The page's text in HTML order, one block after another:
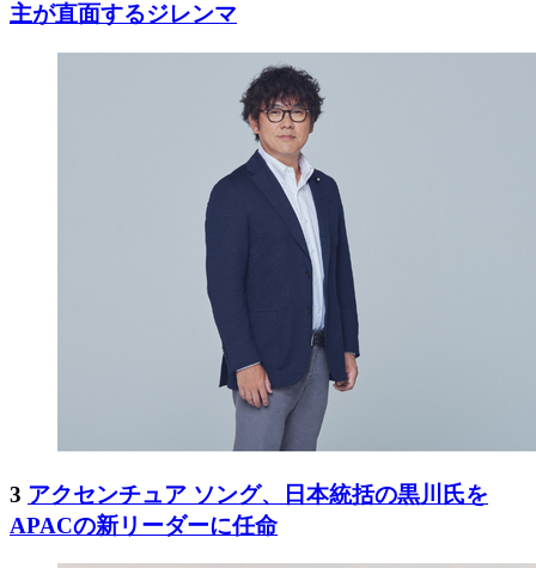
主が直面するジレンマ
3 アクセンチュア ソング、日本統括の黒川氏を
APACの新リーダーに任命